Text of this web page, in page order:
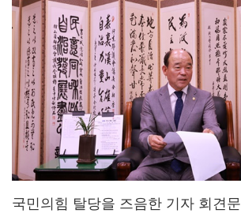
국민의힘 탈당을 즈음한 기자 회견문